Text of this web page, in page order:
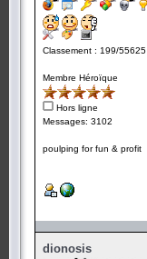
Classement : 199/55625
Membre Héroïque
Hors ligne
Messages: 3102
poulping for fun & profit
dionosis